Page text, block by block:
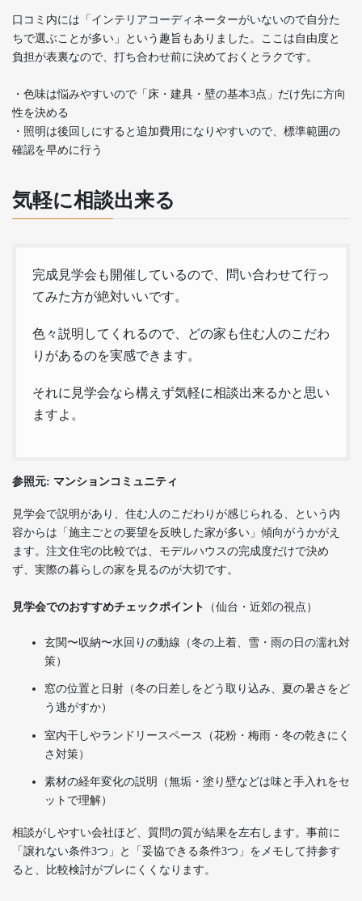
口コミ内には「インテリアコーディネーターがいないので自分た
ちで選ぶことが多い」という趣旨もありました。ここは自由度と
負担が表裏なので、打ち合わせ前に決めておくとラクです。
・色味は悩みやすいので「床・建具・壁の基本3点」だけ先に方向
性を決める
・照明は後回しにすると追加費用になりやすいので、標準範囲の
確認を早めに行う
気軽に相談出来る
完成見学会も開催しているので、問い合わせて行っ
てみた方が絶対いいです。
色々説明してくれるので、どの家も住む人のこだわ
りがあるのを実感できます。
それに見学会なら構えず気軽に相談出来るかと思い
ますよ。
参照元: マンションコミュニティ
見学会で説明があり、住む人のこだわりが感じられる、という内
容からは「施主ごとの要望を反映した家が多い」傾向がうかがえ
ます。注文住宅の比較では、モデルハウスの完成度だけで決め
ず、実際の暮らしの家を見るのが大切です。
見学会でのおすすめチェックポイント （仙台・近郊の視点）
玄関〜収納〜水回りの動線（冬の上着、雪・雨の日の濡れ対
策）
窓の位置と日射（冬の日差しをどう取り込み、夏の暑さをど
う逃がすか）
室内干しやランドリースペース（花粉・梅雨・冬の乾きにく
さ対策）
素材の経年変化の説明（無垢・塗り壁などは味と手入れをセ
ットで理解）
相談がしやすい会社ほど、質問の質が結果を左右します。事前に
「譲れない条件3つ」と「妥協できる条件3つ」をメモして持参す
ると、比較検討がブレにくくなります。